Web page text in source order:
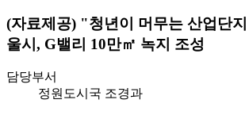
(자료제공) "청년이 머무는 산업단
울시, G밸리 10만㎡ 녹지 조성
담당부서
정원도시국 조경과